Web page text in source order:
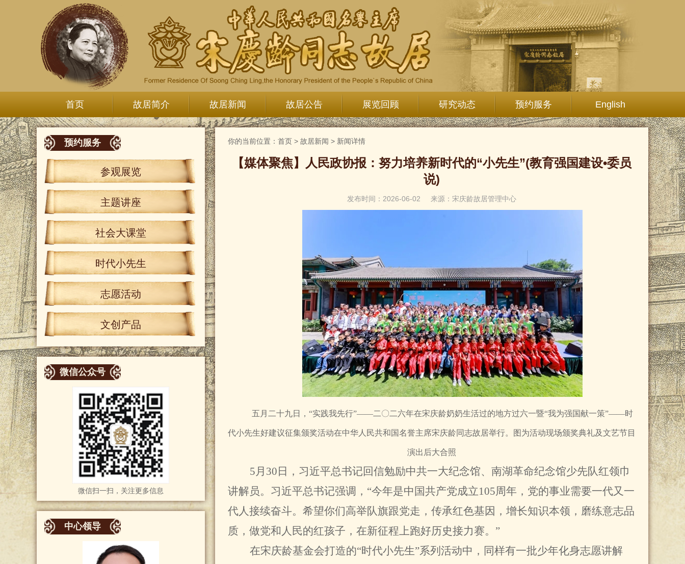
首页 故居简介 故居新闻 故居公告 展览回顾 研究动态 预约服务 English
预约服务
参观展览
主题讲座
社会大课堂
时代小先生
志愿活动
文创产品
微信公众号
微信扫一扫，关注更多信息
中心领导
你的当前位置： 首页 > 故居新闻 > 新闻详情
【媒体聚焦】人民政协报：努力培养新时代的“小先生”(教育强国建设•委员
说)
发布时间：2026-06-02 来源：宋庆龄故居管理中心
五月二十九日，“实践我先行”——二〇二六年在宋庆龄奶奶生活过的地方过六一暨“我为强国献一策”——时
代小先生好建议征集颁奖活动在中华人民共和国名誉主席宋庆龄同志故居举行。图为活动现场颁奖典礼及文艺节目
演出后大合照
5月30日，习近平总书记回信勉励中共一大纪念馆、南湖革命纪念馆少先队红领巾
讲解员。习近平总书记强调，“今年是中国共产党成立105周年，党的事业需要一代又一
代人接续奋斗。希望你们高举队旗跟党走，传承红色基因，增长知识本领，磨练意志品
质，做党和人民的红孩子，在新征程上跑好历史接力赛。”
在宋庆龄基金会打造的“时代小先生”系列活动中，同样有一批少年化身志愿讲解